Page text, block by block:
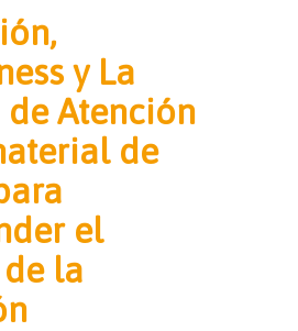
y La
Atención
de
el
la